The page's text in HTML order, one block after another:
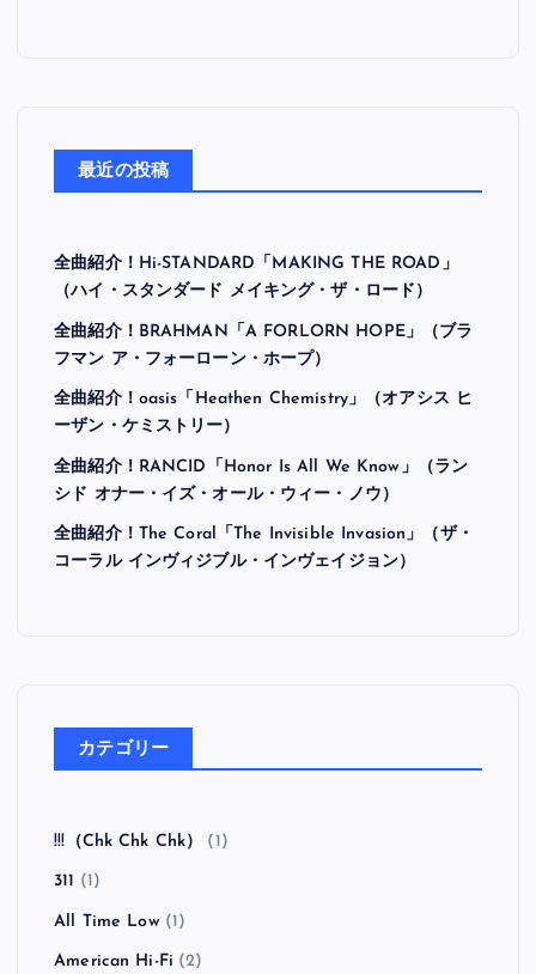
最近の投稿
全曲紹介！Hi-STANDARD「MAKING THE ROAD」
（ハイ・スタンダード メイキング・ザ・ロード）
全曲紹介！BRAHMAN「A FORLORN HOPE」（ブラ
フマン ア・フォーローン・ホープ）
全曲紹介！oasis「Heathen Chemistry」（オアシス ヒ
ーザン・ケミストリー）
全曲紹介！RANCID「Honor Is All We Know」（ラン
シド オナー・イズ・オール・ウィー・ノウ）
全曲紹介！The Coral「The Invisible Invasion」（ザ・
コーラル インヴィジブル・インヴェイジョン）
カテゴリー
!!!（Chk Chk Chk） (1)
311 (1)
All Time Low(1)
American Hi-Fi (2)